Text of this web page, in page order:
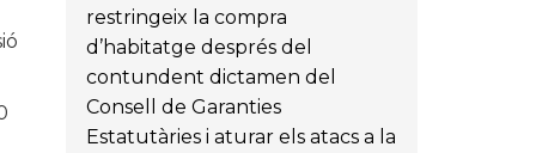
restringeix la compra
d’habitatge després del
contundent dictamen del
Consell de Garanties
Estatutàries i aturar els atacs a la